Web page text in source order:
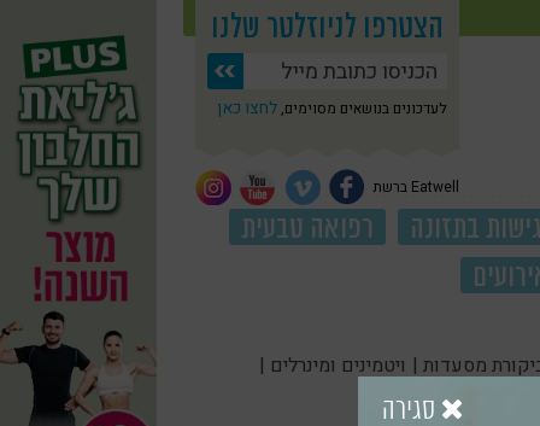
הצטרפו לניוזלטר שלנו
לעדכונים בנושאים מסוימים, לחצו כאן
Eatwell ברשת
גישות בתזונה
רפואה טבעית
מסעדות | ויטמינים ומינרלים |
סגירה